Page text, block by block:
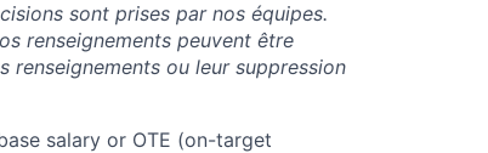
sont prises par nos équipes.
renseignements peuvent être
ou leur suppression
salary or OTE (on-target